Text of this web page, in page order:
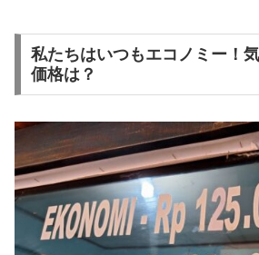
私たちはいつもエコノミー！
価格は？